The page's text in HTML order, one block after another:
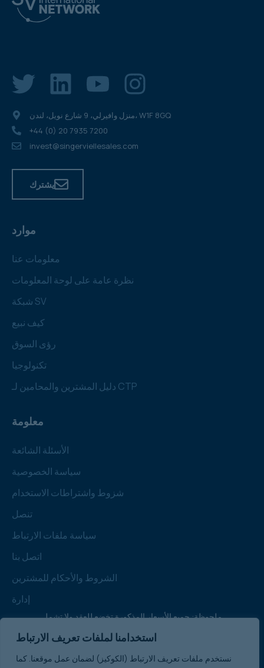
استخدامنا لملفات تعريف الارتباط
نستخدم ملفات تعريف الارتباط (الكوكيز) لضمان عمل موقعنا. كما
موارد
معلومات عنا
نظرة عامة على لوحة المعلومات
شبكة SV
كيف نبيع
رؤى السوق
تكنولوجيا
دليل المشترين والمحامين لـ CTP
معلومة
الأسئلة الشائعة
سياسة الخصوصية
شزوط واشتراطات الاستخدام
تنصل
سياسة ملفات الارتباط
اتصل بنا
الشروط والأحكام للمشترين
إدارة
منزل وافيرلي، 9 شارع نويل، لندن، W1F 8GQ
+44 (0) 20 7935 7200
invest@singerviellesales.com
يشترك
ملحوظة: جميع الأسعار المذكورة تخضع للعقد ولا تشمل
ضريبة القيمة المضافة